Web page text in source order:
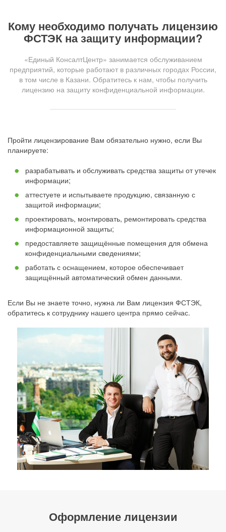
Кому необходимо получать лицензию
ФСТЭК на защиту информации?
«Единый КонсалтЦентр» занимается обслуживанием
предприятий, которые работают в различных городах России,
в том числе в Казани. Обратитесь к нам, чтобы получить
лицензию на защиту конфиденциальной информации.
Пройти лицензирование Вам обязательно нужно, если Вы
планируете:
разрабатывать и обслуживать средства защиты от утечек
информации;
аттестуете и испытываете продукцию, связанную с
защитой информации;
проектировать, монтировать, ремонтировать средства
информационной защиты;
предоставляете защищённые помещения для обмена
конфиденциальными сведениями;
работать с оснащением, которое обеспечивает
защищённый автоматический обмен данными.
Если Вы не знаете точно, нужна ли Вам лицензия ФСТЭК,
обратитесь к сотруднику нашего центра прямо сейчас.
Оформление лицензии